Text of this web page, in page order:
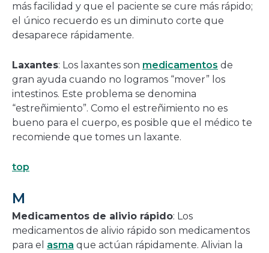
más facilidad y que el paciente se cure más rápido;
el único recuerdo es un diminuto corte que
desaparece rápidamente.
Laxantes: Los laxantes son medicamentos de
gran ayuda cuando no logramos “mover” los
intestinos. Este problema se denomina
“estreñimiento”. Como el estreñimiento no es
bueno para el cuerpo, es posible que el médico te
recomiende que tomes un laxante.
top
M
Medicamentos de alivio rápido: Los
medicamentos de alivio rápido son medicamentos
para el asma que actúan rápidamente. Alivian la